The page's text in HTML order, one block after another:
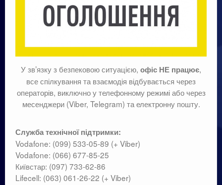
У зв’язку з безпековою ситуацією, офіс НЕ працює,
все спілкування та взаємодія відбувається через
операторів, виключно у телефонному режимі або через
месенджери (Viber, Telegram) та електронну пошту.
Служба технічної підтримки:
Vodafone: (099) 533-05-89 (+ Viber)
Vodafone: (066) 677-85-25
Київстар: (097) 733-62-86
Lifecell: (063) 061-26-22 (+ Viber)